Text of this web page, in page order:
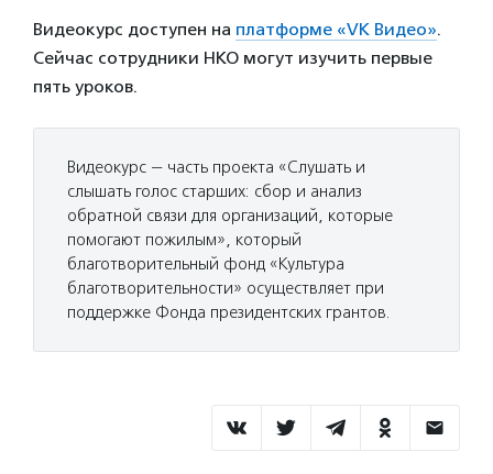
Видеокурс доступен на платформе «VK Видео».
Сейчас сотрудники НКО могут изучить первые
пять уроков.
Видеокурс — часть проекта «Слушать и
слышать голос старших: сбор и анализ
обратной связи для организаций, которые
помогают пожилым», который
благотворительный фонд «Культура
благотворительности» осуществляет при
поддержке Фонда президентских грантов.